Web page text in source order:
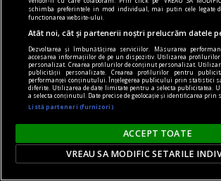
la răscruce de gînduri
Succesiunea
Nici Europa nu stă grozav înaintea
care pot să împingă în
diferiți demagogi cu promisiuni
capacități mediocre.
schimba preferintele in mod individual, mai putin cele legate
functionarea website-ului.
Atât noi, cât și partenerii noștri prelucrăm datele
Dezvoltarea și îmbunătățirea serviciilor. Măsurarea
accesarea informațiilor de pe un dispozitiv. Utilizarea
personalizat. Crearea profilurilor de conținut personalizat.
publicității personalizate. Crearea profilurilor pentru
performanței conținutului. Înțelegerea publicului prin statistici
diferite. Utilizarea de date limitate pentru a selecta publicitatea.
a selecta conținutul. Date precise de geolocație și identificarea prin
Listă parteneri (furnizori)
ACCEPT TOATE
VREAU SA MODIFIC SETARILE